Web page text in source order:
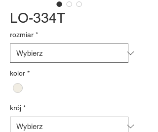
LO-334T
rozmiar *
kolor *
krój *